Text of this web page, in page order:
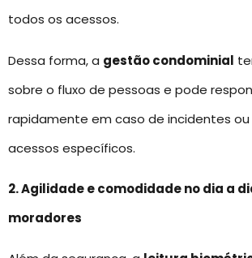
todos os acessos.
Dessa forma, a gestão condominial
sobre o fluxo de pessoas e pode
rapidamente em caso de incidentes
acessos específicos.
2. Agilidade e comodidade no dia a
moradores